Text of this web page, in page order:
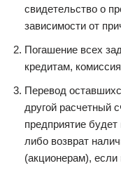
свидетельство о
зависимости от
Погашение всех
кредитам,
Перевод
другой расчетный
предприятие
либо возврат
(акционерам), если